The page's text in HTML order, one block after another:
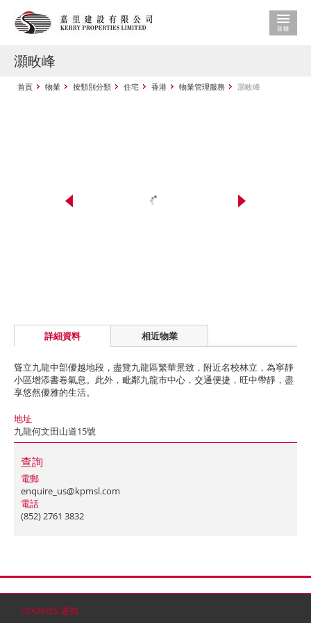
COOKIES 通知
灝畋峰
首頁 物業 按類別分類 住宅 香港 物業管理服務 灝畋峰
詳細資料 相近物業
聳立九龍中部優越地段，盡覽九龍區繁華景致，附近名校林立，為寧靜
小區增添書卷氣息。此外，毗鄰九龍市中心，交通便捷，旺中帶靜，盡
享悠然優雅的生活。
地址
九龍何文田山道15號
查詢
電郵
enquire_us@kpmsl.com
電話
(852) 2761 3832
© 2026 嘉里建設有限公司 (於百慕達註冊成立之有限公司)